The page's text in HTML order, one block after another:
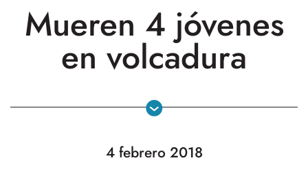
Mueren 4 jóvenes
en volcadura
4 febrero 2018